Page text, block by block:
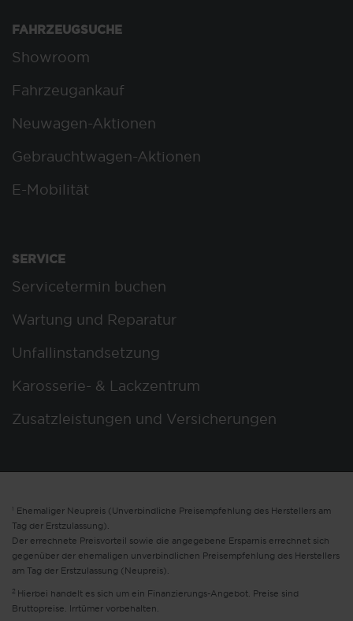
FAHRZEUGSUCHE
Showroom
Fahrzeugankauf
Neuwagen-Aktionen
Gebrauchtwagen-Aktionen
E-Mobilität
SERVICE
Servicetermin buchen
Wartung und Reparatur
Unfallinstandsetzung
Karosserie- & Lackzentrum
Zusatzleistungen und Versicherungen
1 Ehemaliger Neupreis (Unverbindliche Preisempfehlung des Herstellers am
Tag der Erstzulassung).
Der errechnete Preisvorteil sowie die angegebene Ersparnis errechnet sich
gegenüber der ehemaligen unverbindlichen Preisempfehlung des Herstellers
am Tag der Erstzulassung (Neupreis).
2 Hierbei handelt es sich um ein Finanzierungs-Angebot. Preise sind
Bruttopreise. Irrtümer vorbehalten.